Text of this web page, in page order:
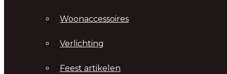
Woonaccessoires
Verlichting
Feest artikelen